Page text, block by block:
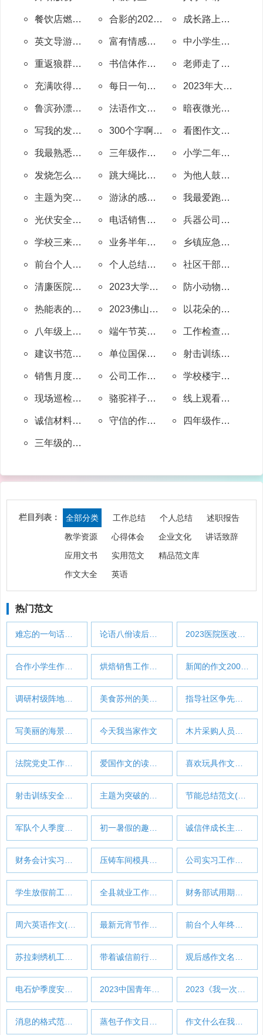
餐饮店燃气安全工作计划(精选7篇) 合影的2023中考作文 成长路上一直有阳光中考作文
英文导游词作文5篇 富有情感的英语演讲作文 中小学生校园消防安全公开课观后感五篇范文
重返狼群电影观后感5篇范文 书信体作文450字5年级(通用38篇) 老师走了写一封信作文(共15篇)
充满吹得乐的小日记作文100个字(优选10篇) 每日一句作文素材日记(实用28篇) 2023年大学生名著读后感五篇范文
鲁滨孙漂流记读后感300字8篇范文 法语作文我最喜欢的一本书(汇总78篇) 暗夜微光作文600字(优选4篇)
写我的发明作文300字(合集33篇) 300个字啊白雪公主的作文(必备5篇) 看图作文高中语文800字(通用50篇)
我最熟悉的那个人600字作文高中(热门26篇) 三年级作文日出200字(优选40篇) 小学二年级背影作文(汇总4篇)
发烧怎么写作文(实用13篇) 跳大绳比赛有感作文(通用43篇) 为他人鼓掌作文(共5篇)
主题为突破的作文(热门44篇) 游泳的感受500字作文(实用62篇) 我最爱跑步作文500字(合集6篇)
光伏安全环保工作总结(共36篇) 电话销售汇报本周工作总结(通用12篇) 兵器公司档案工作总结(10篇)
学校三来工作总结(共30篇) 业务半年的工作总结(推荐10篇) 乡镇应急防寒工作总结(热门15篇)
前台个人年终总结范文大全(实用7篇) 个人总结报告范文大全(汇总3篇) 社区干部上年工作总结(共36篇)
清廉医院医保工作总结(精选46篇) 2023大学生实习工作总结模板范文 防小动物工作总结(共22篇)
热能表的工作总结(实用5篇) 2023佛山中考这一次,我全力以赴作文 以花朵的样子绽放长春中考作文素材（10篇）
八年级上家长会英语作文发言稿 端午节英语作文演讲稿 工作检查情况通报范文(共10篇)
建议书范文模板可复制(合集25篇) 单位国保工作总结(合集17篇) 射击训练安全工作总结(实用13篇)
销售月度工作总结模板(通用5篇) 公司工作总结模板不忘初心(19篇) 学校楼宇管家工作总结(热门35篇)
现场巡检半年工作总结(汇总48篇) 骆驼祥子电影观后感450字8篇范文 线上观看升旗仪式的观后感范文
诚信材料作文题目(优选10篇) 守信的作文350字左右(合集15篇) 四年级作文观察日记写豆芽(必备18篇)
三年级的日记作文怎么写(优选25篇)
栏目列表： 全部分类 工作总结 个人总结
述职报告
教学资源
心得体会 企业文化
讲话致辞
应用文书
实用范文
精品范文库
作文大全
英语
热门范文
新闻的作文200字观后感(通用32篇)…
指导社区争先创优工作总结(精选49篇)…
今天我当家作文
节能总结范文(推荐37篇)
公司实习工作总结五篇(必备18篇)…
作文什么在我心里700字(合集71篇)…